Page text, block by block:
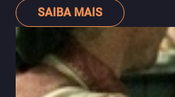
SAIBA MAIS